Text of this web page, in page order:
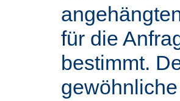
für die
bestimmt.